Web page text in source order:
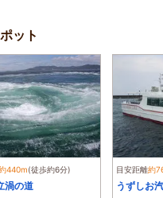
ット
440m(徒歩約6分)
渦の道
目安距離約
うずしお